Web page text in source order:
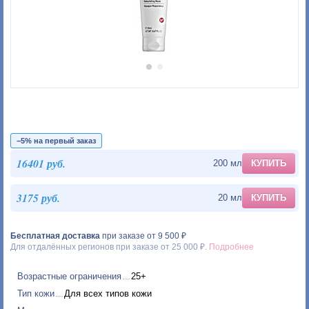
−5% на первый заказ
16401 руб. 200 мл КУПИТЬ
3175 руб. 20 мл КУПИТЬ
Бесплатная доставка при заказе от 9 500 ₽
Для отдалённых регионов при заказе от 25 000 ₽. Подробнее
Возрастные ограничения
25+
Тип кожи
Для всех типов кожи